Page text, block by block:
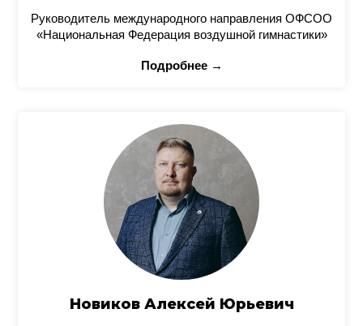
Руководитель международного направления ОФСОО
«Национальная Федерация воздушной гимнастики»
Подробнее →
Новиков Алексей Юрьевич